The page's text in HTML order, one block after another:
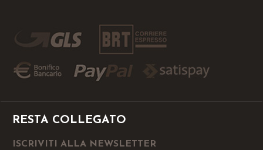
RESTA COLLEGATO
ISCRIVITI ALLA NEWSLETTER